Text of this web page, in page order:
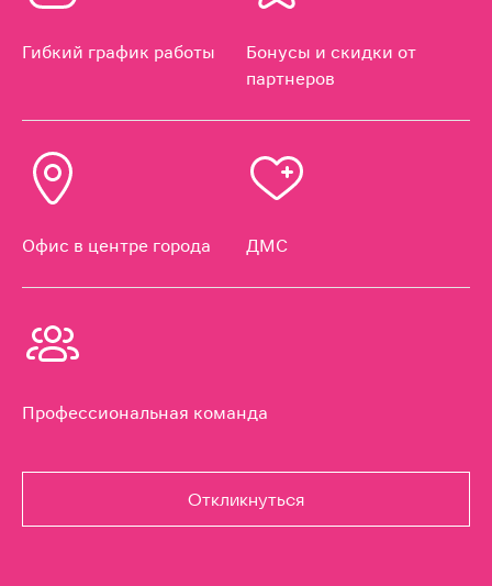
Гибкий график работы
Бонусы и скидки от
партнеров
Офис в центре города ДМС
Профессиональная команда
Откликнуться